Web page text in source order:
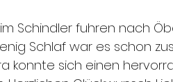
Schindler fuhren nach
Schlaf war es schon
konnte sich einen